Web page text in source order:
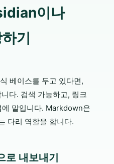
이나
기
베이스를 두고 있다면,
다. 검색 가능하고, 링크
말입니다. Markdown은
다리 역할을 합니다.
내보내기